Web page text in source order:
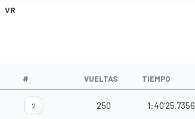
VR
# VUELTAS TIEMPO
2 250 1:40'25.7356